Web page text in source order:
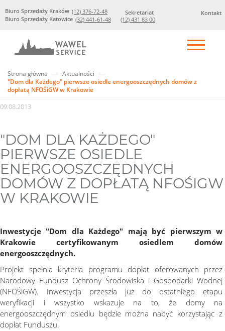
Kontakt
Biuro Sprzedaży Kraków (12) 376-72-48
Biuro Sprzedaży Katowice (32) 441-61-48
Sekretariat
(12) 431 83 00
Strona główna
Aktualności
"Dom dla Każdego" pierwsze osiedle energooszczędnych domów z
dopłatą NFOŚiGW w Krakowie
09.08.2013
"DOM DLA KAŻDEGO"
PIERWSZE OSIEDLE
ENERGOOSZCZĘDNYCH
DOMÓW Z DOPŁATĄ NFOŚIGW
W KRAKOWIE
Inwestycje "Dom dla Każdego" mają być pierwszym w
Krakowie certyfikowanym osiedlem domów
energooszczędnych.
Projekt spełnia kryteria programu dopłat oferowanych przez
Narodowy Fundusz Ochrony Środowiska i Gospodarki Wodnej
(NFOŚiGW). Inwestycja przeszła już do ostatniego etapu
weryfikacji i wszystko wskazuje na to, że domy na
energooszczędnym osiedlu będzie można nabyć korzystając z
dopłat Funduszu.